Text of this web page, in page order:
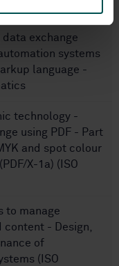
data exchange
systems
language -
technology -
using PDF - Part
and spot colour
X-1a) (ISO
to manage
- Design,
of
(ISO